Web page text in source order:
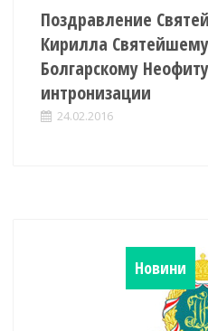
Поздравление
Кирилла
Болгарскому
интронизации
24.02.2016
Новини